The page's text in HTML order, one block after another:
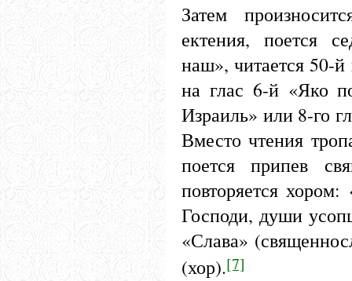
Затем
ектения, поется
наш», читается 50-
на глас 6-й «Яко
Израиль» или 8-го
Вместо чтения
поется припев
повторяется
Господи, души
«Слава»
(хор).[7]